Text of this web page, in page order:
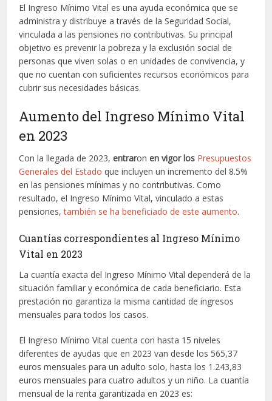
El Ingreso Mínimo Vital es una ayuda económica que se
administra y distribuye a través de la Seguridad Social,
vinculada a las pensiones no contributivas. Su principal
objetivo es prevenir la pobreza y la exclusión social de
personas que viven solas o en unidades de convivencia, y
que no cuentan con suficientes recursos económicos para
cubrir sus necesidades básicas.
Aumento del Ingreso Mínimo Vital
en 2023
Con la llegada de 2023,entraron en vigor los Presupuestos
Generales del Estado que incluyen un incremento del 8.5%
en las pensiones mínimas y no contributivas. Como
resultado, el Ingreso Mínimo Vital, vinculado a estas
pensiones, también se ha beneficiado de este aumento.
Cuantías correspondientes al Ingreso Mínimo
Vital en 2023
La cuantía exacta del Ingreso Mínimo Vital dependerá de la
situación familiar y económica de cada beneficiario. Esta
prestación no garantiza la misma cantidad de ingresos
mensuales para todos los casos.
El Ingreso Mínimo Vital cuenta con hasta 15 niveles
diferentes de ayudas que en 2023 van desde los 565,37
euros mensuales para un adulto solo, hasta los 1.243,83
euros mensuales para cuatro adultos y un niño. La cuantía
mensual de la renta garantizada en 2023 es: